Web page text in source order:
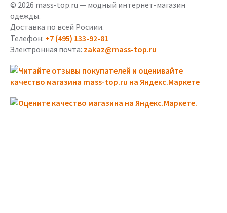
© 2026 mass-top.ru — модный интернет-магазин
одежды.
Доставка по всей Росиии.
Телефон: +7 (495) 133-92-81
Электронная почта: zakaz@mass-top.ru